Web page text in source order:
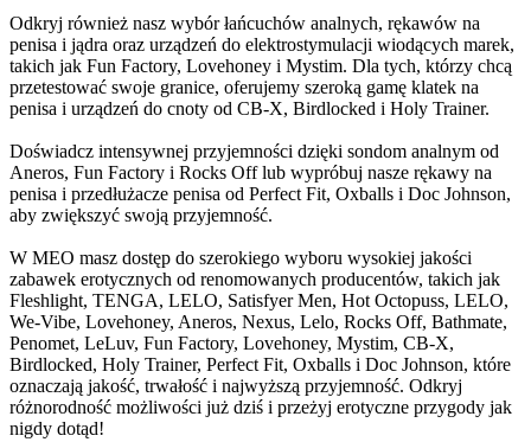
Odkryj również nasz wybór łańcuchów analnych, rękawów na
penisa i jądra oraz urządzeń do elektrostymulacji wiodących marek,
takich jak Fun Factory, Lovehoney i Mystim. Dla tych, którzy chcą
przetestować swoje granice, oferujemy szeroką gamę klatek na
penisa i urządzeń do cnoty od CB-X, Birdlocked i Holy Trainer.
Doświadcz intensywnej przyjemności dzięki sondom analnym od
Aneros, Fun Factory i Rocks Off lub wypróbuj nasze rękawy na
penisa i przedłużacze penisa od Perfect Fit, Oxballs i Doc Johnson,
aby zwiększyć swoją przyjemność.
W MEO masz dostęp do szerokiego wyboru wysokiej jakości
zabawek erotycznych od renomowanych producentów, takich jak
Fleshlight, TENGA, LELO, Satisfyer Men, Hot Octopuss, LELO,
We-Vibe, Lovehoney, Aneros, Nexus, Lelo, Rocks Off, Bathmate,
Penomet, LeLuv, Fun Factory, Lovehoney, Mystim, CB-X,
Birdlocked, Holy Trainer, Perfect Fit, Oxballs i Doc Johnson, które
oznaczają jakość, trwałość i najwyższą przyjemność. Odkryj
różnorodność możliwości już dziś i przeżyj erotyczne przygody jak
nigdy dotąd!